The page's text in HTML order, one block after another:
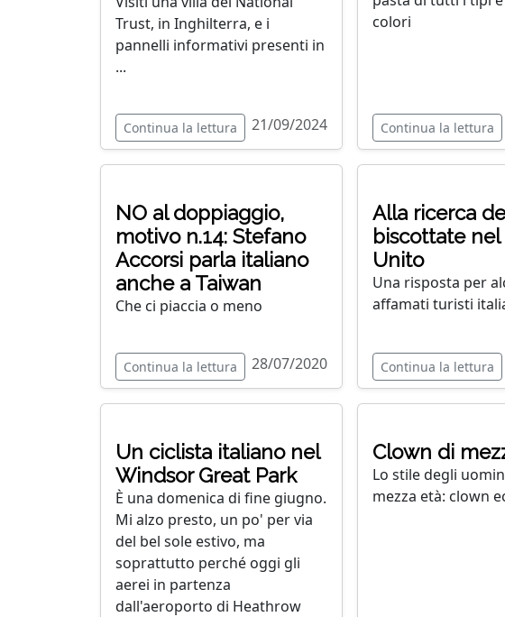
Trust, in Inghilterra, e i
pannelli informativi presenti in
...
Continua la lettura 21/09/2024
colori
Continua la lettura
NO al doppiaggio,
motivo n.14: Stefano
Accorsi parla italiano
anche a Taiwan
Che ci piaccia o meno
Continua la lettura 28/07/2020
Alla ricerca
biscottate nel
Unito
Una risposta per
affamati turisti
Continua la lettura
Un ciclista italiano nel
Windsor Great Park
È una domenica di fine giugno.
Mi alzo presto, un po' per via
del bel sole estivo, ma
soprattutto perché oggi gli
aerei in partenza
dall'aeroporto di Heathrow
Clown di
Lo stile degli
mezza età: clown